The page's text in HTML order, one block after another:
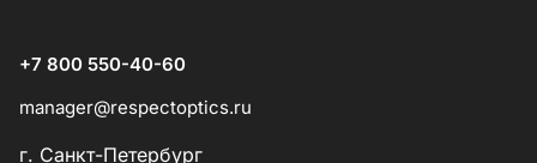
+7 800 550-40-60
manager@respectoptics.ru
г. Санкт-Петербург